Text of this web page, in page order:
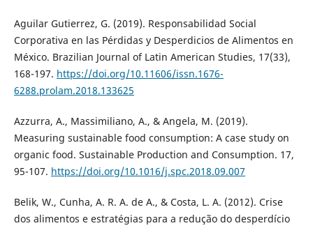
Aguilar Gutierrez, G. (2019). Responsabilidad Social
Corporativa en las Pérdidas y Desperdicios de Alimentos en
México. Brazilian Journal of Latin American Studies, 17(33),
168-197. https://doi.org/10.11606/issn.1676-
6288.prolam.2018.133625
Azzurra, A., Massimiliano, A., & Angela, M. (2019).
Measuring sustainable food consumption: A case study on
organic food. Sustainable Production and Consumption. 17,
95-107. https://doi.org/10.1016/j.spc.2018.09.007
Belik, W., Cunha, A. R. A. de A., & Costa, L. A. (2012). Crise
dos alimentos e estratégias para a redução do desperdício